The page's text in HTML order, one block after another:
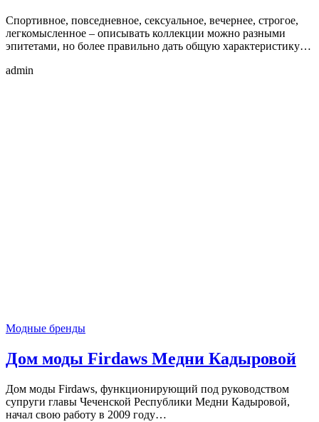
Спортивное, повседневное, сексуальное, вечернее, строгое,
легкомысленное – описывать коллекции можно разными
эпитетами, но более правильно дать общую характеристику…
admin
Модные бренды
Дом моды Firdaws Медни Кадыровой
Дом моды Firdaws, функционирующий под руководством
супруги главы Чеченской Республики Медни Кадыровой,
начал свою работу в 2009 году…